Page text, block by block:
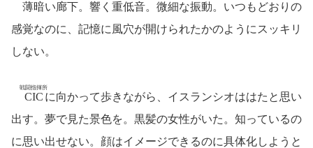
薄暗い廊下。響く重低音。微細な振動。いつもどおりの
感覚なのに、記憶に風穴が開けられたかのようにスッキリ
しない。
CIC
戦闘指揮所
に向かって歩きながら、イスランシオははたと思い
出す。夢で見た景色を。黒髪の女性がいた。知っているの
に思い出せない。顔はイメージできるのに具体化しようと